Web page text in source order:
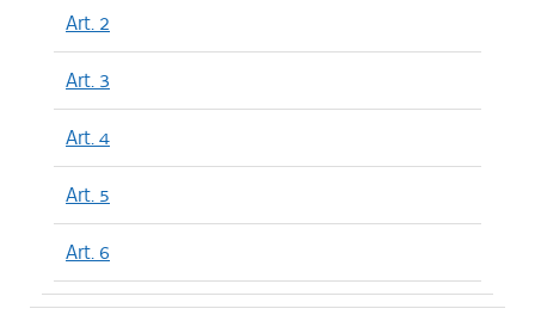
Art. 2
Art. 3
Art. 4
Art. 5
Art. 6